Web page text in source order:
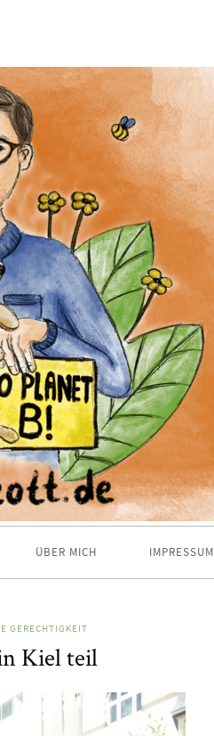
ÜBER MICH IMPRESSUM
GERECHTIGKEIT
Kiel teil